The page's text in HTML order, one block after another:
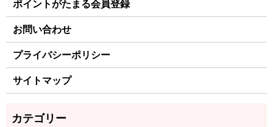
ポイントがたまる会員登録
お問い合わせ
プライバシーポリシー
サイトマップ